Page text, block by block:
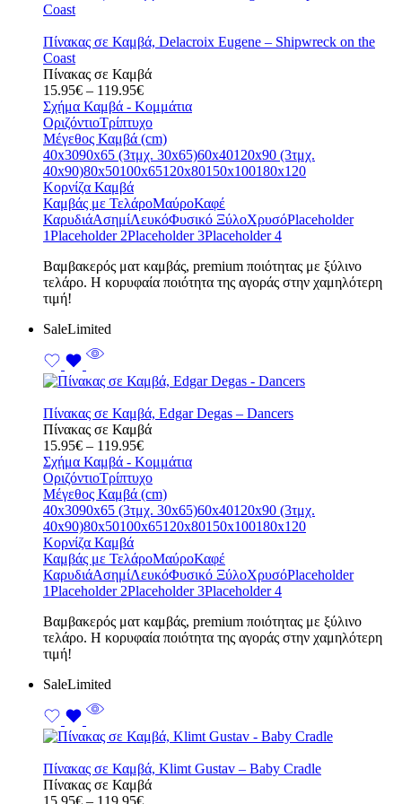
Πίνακας σε Καμβά, Delacroix Eugene – Shipwreck on the
Coast
Πίνακας σε Καμβά
15.95€ – 119.95€Price
range:
15.95€
through
119.95€
Σχήμα Καμβά - Κομμάτια
ΟριζόντιοΤρίπτυχο
Μέγεθος Καμβά (cm)
40x3090x65 (3τμχ. 30x65)60x40120x90 (3τμχ.
40x90)80x50100x65120x80150x100180x120
Κορνίζα Καμβά
Καμβάς με ΤελάροΜαύροΚαφέ
ΚαρυδιάΑσημίΛευκόΦυσικό ΞύλοΧρυσόPlaceholder
1Placeholder 2Placeholder 3Placeholder 4
Bαμβακερός ματ καμβάς, premium ποιότητας με ξύλινο
τελάρο. Η κορυφαία ποιότητα της αγοράς στην χαμηλότερη
τιμή!
SaleLimited
Πίνακας σε Καμβά, Edgar Degas – Dancers
Πίνακας σε Καμβά
15.95€ – 119.95€Price
range:
15.95€
through
119.95€
Σχήμα Καμβά - Κομμάτια
ΟριζόντιοΤρίπτυχο
Μέγεθος Καμβά (cm)
40x3090x65 (3τμχ. 30x65)60x40120x90 (3τμχ.
40x90)80x50100x65120x80150x100180x120
Κορνίζα Καμβά
Καμβάς με ΤελάροΜαύροΚαφέ
ΚαρυδιάΑσημίΛευκόΦυσικό ΞύλοΧρυσόPlaceholder
1Placeholder 2Placeholder 3Placeholder 4
Bαμβακερός ματ καμβάς, premium ποιότητας με ξύλινο
τελάρο. Η κορυφαία ποιότητα της αγοράς στην χαμηλότερη
τιμή!
SaleLimited
Πίνακας σε Καμβά, Klimt Gustav – Baby Cradle
Πίνακας σε Καμβά
15.95€ – 119.95€Price